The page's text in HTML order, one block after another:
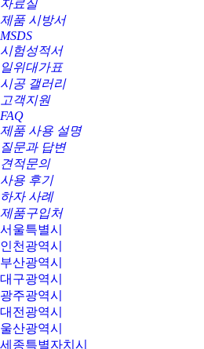
자료실
제품 시방서
MSDS
시험성적서
일위대가표
시공 갤러리
고객지원
FAQ
제품 사용 설명
질문과 답변
견적문의
사용 후기
하자 사례
제품구입처
서울특별시
인천광역시
부산광역시
대구광역시
광주광역시
대전광역시
울산광역시
세종특별자치시